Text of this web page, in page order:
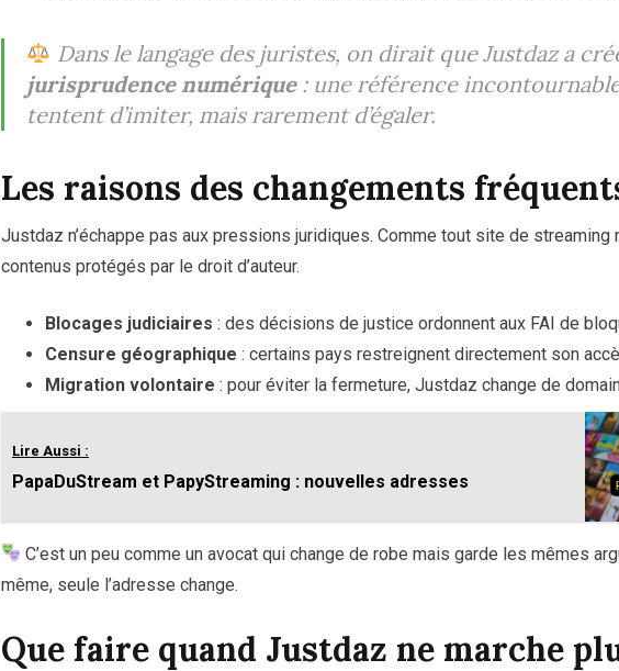
Dans le langage des juristes, on dirait que Justdaz a
jurisprudence numérique: une référence incontournable
tentent d’imiter, mais rarement d’égaler.
Les raisons des changements
Justdaz n’échappe pas aux pressions juridiques. Comme tout site de
contenus protégés par le droit d’auteur.
Blocages judiciaires : des décisions de justice ordonnent aux FAI de
Censure géographique : certains pays restreignent directement son
Migration volontaire : pour éviter la fermeture, Justdaz change de
Lire Aussi :
PapaDuStream et PapyStreaming : nouvelles adresses
C’est un peu comme un avocat qui change de robe mais garde les mêmes
même, seule l’adresse change.
Que faire quand Justdaz ne marche